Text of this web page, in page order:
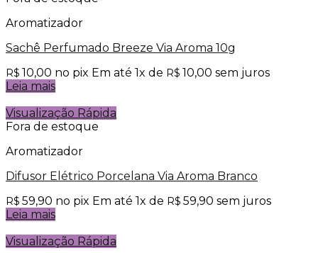
Aromatizador
Sachê Perfumado Breeze Via Aroma 10g
R$ 10,00 no pix Em até 1x de R$ 10,00 sem juros
Leia mais
Visualização Rápida
Fora de estoque
Aromatizador
Difusor Elétrico Porcelana Via Aroma Branco
R$ 59,90 no pix Em até 1x de R$ 59,90 sem juros
Leia mais
Visualização Rápida